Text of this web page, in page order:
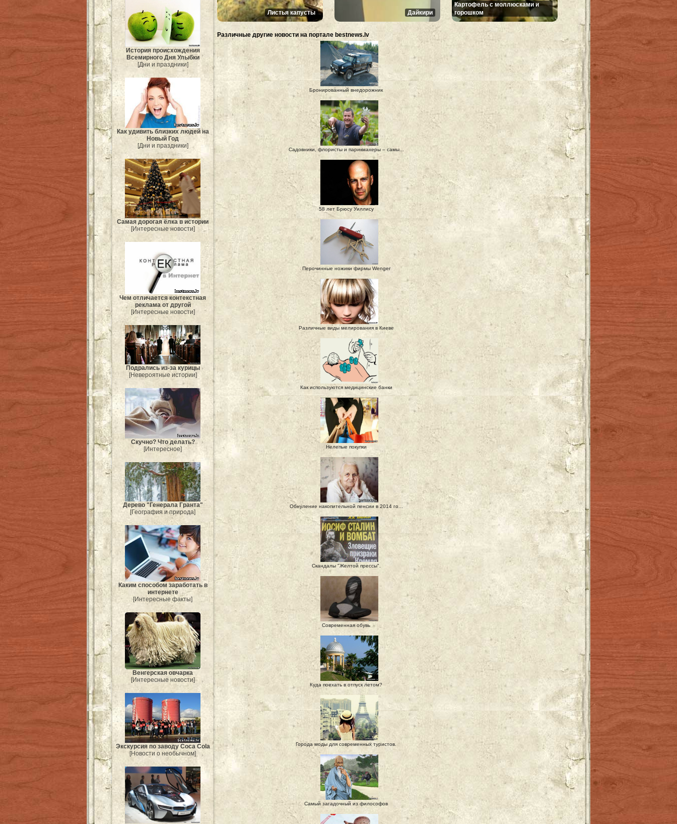
История происхождения
Всемирного Дня Улыбки
[Дни и праздники]
Как удивить близких людей на
Новый Год
[Дни и праздники]
Самая дорогая ёлка в истории
[Интересные новости]
Чем отличается контекстная
реклама от другой
[Интересные новости]
Подрались из-за курицы
[Невероятные истории]
Скучно? Что делать?
[Интересное]
Дерево "Генерала Гранта"
[География и природа]
Каким способом заработать в
интернете
[Интересные факты]
Венгерская овчарка
[Интересные новости]
Экскурсия по заводу Coca Cola
[Новости о необычном]
Листья капусты Дайкири
Картофель с моллюсками и
горошком
Различные другие новости на портале bestnews.lv
Бронированный внедорожник
Садовники, флористы и парикмахеры – самы...
58 лет Брюсу Уиллису
Перочинные ножики фирмы Wenger
Различные виды мелирования в Киеве
Как используются медицинские банки
Нелепые покупки
Обнуление накопительной пенсии в 2014 го...
Скандалы "Желтой прессы".
Современная обувь
Куда поехать в отпуск летом?
Города моды для современных туристов.
Самый загадочный из философов